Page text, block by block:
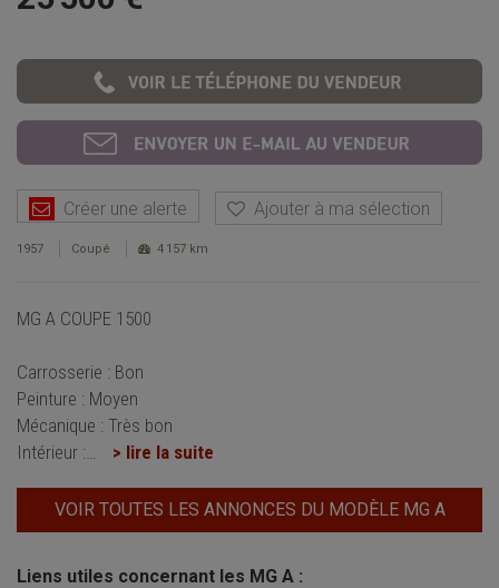
Créer une alerte Ajouter à ma sélection
1957 Coupé 4 157 km
MG A COUPE 1500
Carrosserie : Bon
Peinture : Moyen
Mécanique : Très bon
Intérieur :
> lire la suite
VOIR TOUTES LES ANNONCES DU MODÈLE MG A
Liens utiles concernant les MG A :